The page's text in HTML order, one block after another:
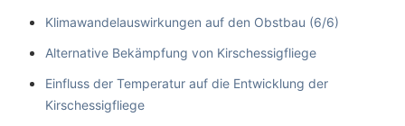
Klimawandelauswirkungen auf den Obstbau (6/6)
Alternative Bekämpfung von Kirschessigfliege
Einfluss der Temperatur auf die Entwicklung der
Kirschessigfliege